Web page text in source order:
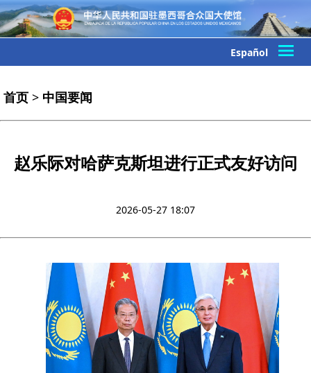
Español
首页 > 中国要闻
赵乐际对哈萨克斯坦进行正式友好访问
2026-05-27 18:07